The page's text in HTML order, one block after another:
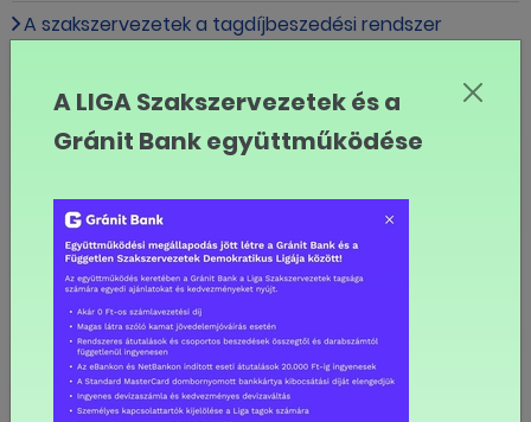
A szakszervezetek a tagdíjbeszedési rendszer
Öt szakszervezeti szövetség írt levelet a
miniszterelnöknek
dolgoztathat
8,5 órán át sztrájkoltak a szegedi fejlesztők is
A Deutsche Telekom ITTC Hungary négy helyszínén
sztrájkoltak a dolgozók
Kiderült, ki vezeti mostantól a LIGA Szakszervezeteket
A LIGA Szakszervezetek és a
Gránit Bank együttműködése